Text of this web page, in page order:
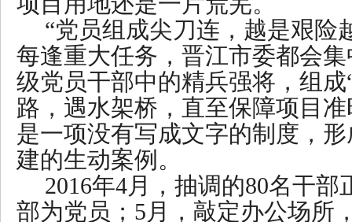
“党员组成尖刀连，越是艰险
每逢重大任务，晋江市委都会
级党员干部中的精兵强将，组成
路，遇水架桥，直至保障项目
是一项没有写成文字的制度，
建的生动案例。
2016年4月，抽调的80名干
部为党员；5月，敲定办公场所